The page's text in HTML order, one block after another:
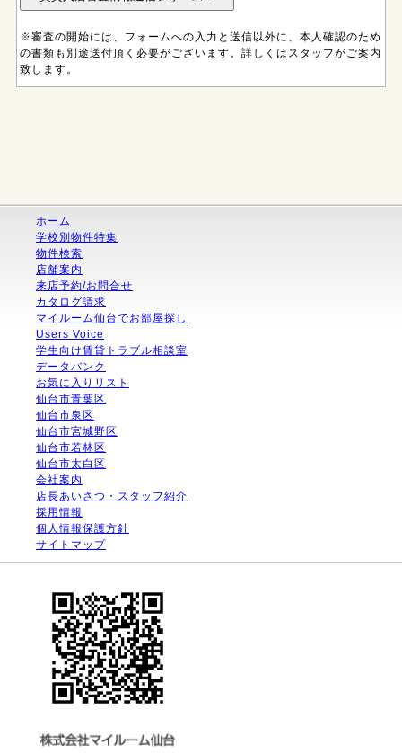
※審査の開始には、フォームへの入力と送信以外に、本人確認のため
の書類も別途送付頂く必要がございます。詳しくはスタッフがご案内
致します。
ホーム
学校別物件特集
物件検索
店舗案内
来店予約/お問合せ
カタログ請求
マイルーム仙台でお部屋探し
Users Voice
学生向け賃貸トラブル相談室
データバンク
お気に入りリスト
仙台市青葉区
仙台市泉区
仙台市宮城野区
仙台市若林区
仙台市太白区
会社案内
店長あいさつ・スタッフ紹介
採用情報
個人情報保護方針
サイトマップ